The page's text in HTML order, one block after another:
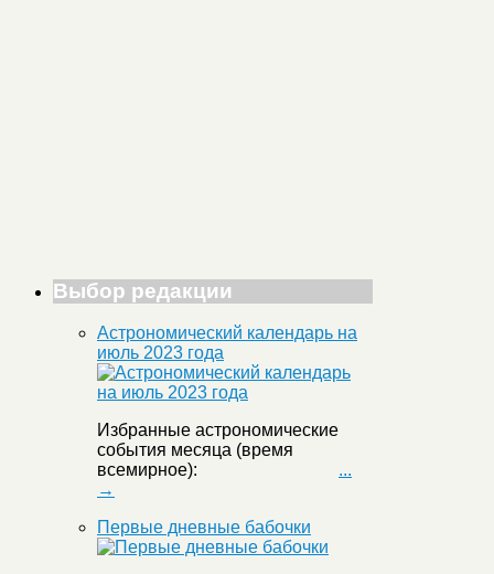
Выбор редакции
Астрономический календарь на
июль 2023 года
Избранные астрономические
события месяца (время
всемирное): ...
→
Первые дневные бабочки